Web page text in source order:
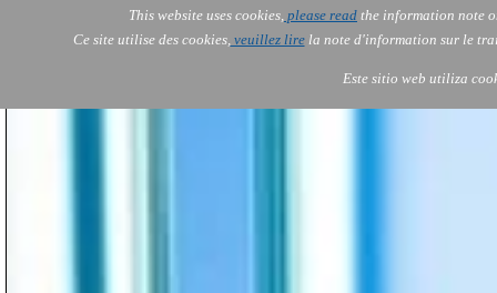
This website uses cookies, please read the information note
Ce site utilise des cookies,veuillez lirela note d'information sur le
Este sitio web utiliza
AOLONE Services